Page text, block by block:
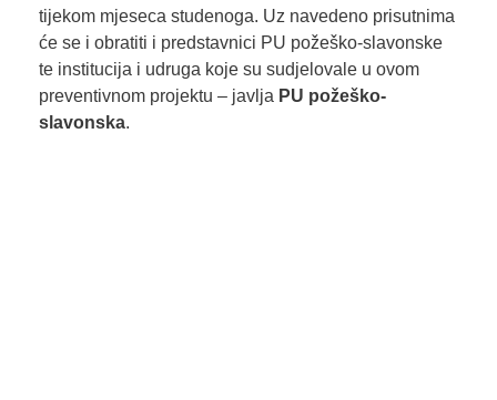
tijekom mjeseca studenoga. Uz navedeno prisutnima
će se i obratiti i predstavnici PU požeško-slavonske
te institucija i udruga koje su sudjelovale u ovom
preventivnom projektu – javlja PU požeško-
slavonska.